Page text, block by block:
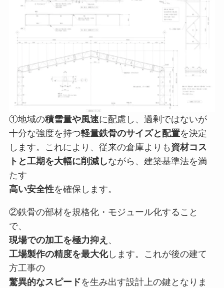
①地域の積雪量や風速に配慮し、過剰ではないが
十分な強度を持つ軽量鉄骨のサイズと配置を決定
します。これにより、従来の倉庫よりも 資材コス
トと工期を大幅に削減しながら、建築基準法を満
たす
高い安全性を確保します。
②鉄骨の部材を規格化・モジュール化すること
で、
現場での加工を極力抑え 、
工場製作の精度を最大化します。これが後の建て
方工事の
驚異的なスピードを生み出す設計上の鍵となりま